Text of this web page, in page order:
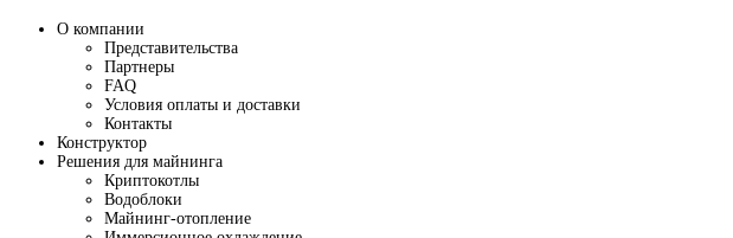
О компании
Представительства
Партнеры
FAQ
Условия оплаты и доставки
Контакты
Конструктор
Решения для майнинга
Криптокотлы
Водоблоки
Майнинг-отопление